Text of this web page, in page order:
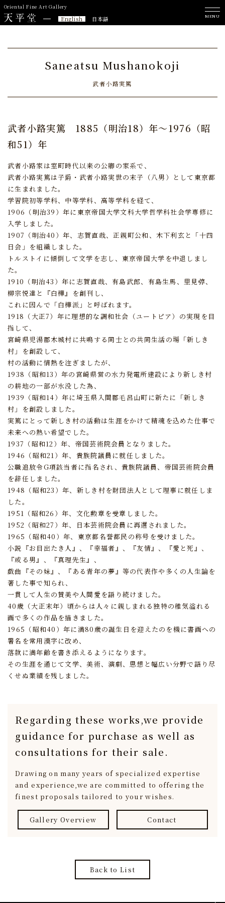
Oriental Fine Art Gallery
English 日本語 MENU
Saneatsu Mushanokoji
武者小路実篤
武者小路実篤 1885（明治18）年～1976（昭
和51）年
武者小路家は室町時代以来の公卿の家系で、
武者小路実篤は子爵・武者小路実世の末子（八男）として東京都
に生まれました。
学習院初等学科、中等学科、高等学科を経て、
1906（明治39）年に東京帝国大学文科大学哲学科社会学専修に
入学しました。
1907（明治40）年、志賀直哉、正親町公和、木下利玄と「十四
日会」を組織しました。
トルストイに傾倒して文学を志し、東京帝国大学を中退しまし
た。
1910（明治43）年に志賀直哉、有島武郎、有島生馬、里見弴、
柳宗悦達と『白樺』を創刊し、
これに因んで「白樺派」と呼ばれます。
1918（大正7）年に理想的な調和社会（ユートピア）の実現を目
指して、
宮崎県児湯郡木城村に共鳴する同士との共同生活の場「新しき
村」を創設して、
村の活動に情熱を注ぎましたが、
1938（昭和13）年の宮崎県営の水力発電所建設により新しき村
の耕地の一部が水没した為、
1939（昭和14）年に埼玉県入間郡毛呂山町に新たに「新しき
村」を創設しました。
実篤にとって新しき村の活動は生涯をかけて精魂を込めた仕事で
未来への熱い希望でした。
1937（昭和12）年、帝国芸術院会員となりました。
1946（昭和21）年、貴族院議員に就任しました。
公職追放令G項該当者に指名され、貴族院議員、帝国芸術院会員
を辞任しました。
1948（昭和23）年、新しき村を財団法人として理事に就任しま
した。
1951（昭和26）年、文化勲章を受章しました。
1952（昭和27）年、日本芸術院会員に再選されました。
1965（昭和40）年、東京都名誉都民の称号を受けました。
小説『お目出たき人』、『幸福者』、『友情』、『愛と死』、
『或る男』、『真理先生』、
戯曲『その妹』、『ある青年の夢』等の代表作や多くの人生論を
著した事で知られ、
一貫して人生の賛美や人間愛を語り続けました。
40歳（大正末年）頃からは人々に親しまれる独特の稚気溢れる
画で多くの作品を描きました。
1965（昭和40）年に満80歳の誕生日を迎えたのを機に書画への
署名を常用漢字に改め、
落款に満年齢を書き添えるようになります。
その生涯を通じて文学、美術、演劇、思想と幅広い分野で語り尽
くせぬ業績を残しました。
Regarding these works,we provide
guidance for purchase as well as
consultations for their sale.
Drawing on many years of specialized expertise
and experience, we are committed to offering the
finest proposals tailored to your wishes.
Gallery Overview Contact
Back to List